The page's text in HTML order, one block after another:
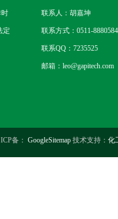
定
联系人：胡嘉坤
联系方式：0511-
联系QQ：7235525
邮箱：leo@gapitech.com
备： GoogleSitemap 技术支持： 化